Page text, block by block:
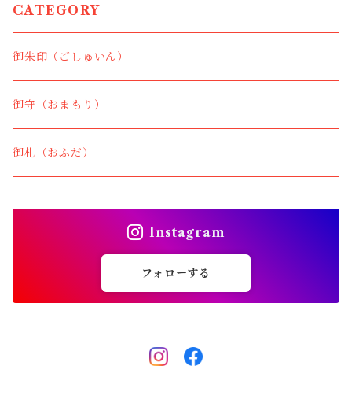
CATEGORY
御朱印（ごしゅいん）
御守（おまもり）
御札（おふだ）
Instagram
フォローする